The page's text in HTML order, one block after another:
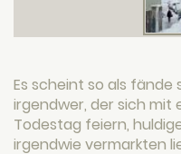
Es scheint so als fände
irgendwer, der sich mit
Todestag feiern,
irgendwie vermarkten